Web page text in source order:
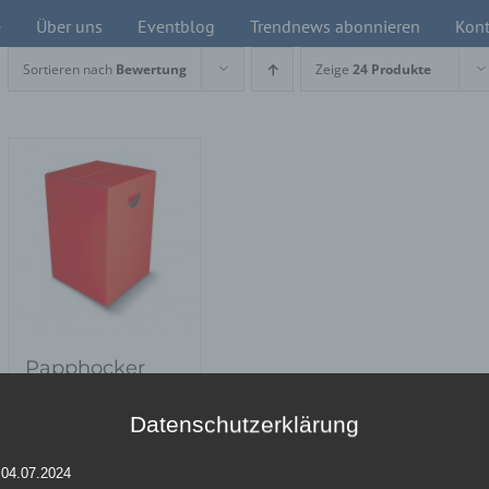
Über uns Eventblog Trendnews abonnieren
Sortieren nach Bewertung Zeige 24 Produkte
Papphocker
Datenschutzerklärung